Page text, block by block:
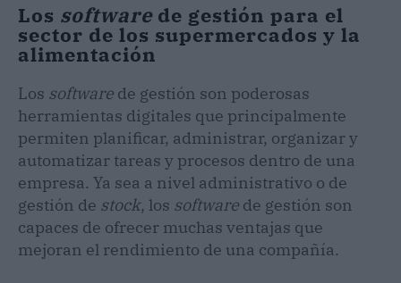
Los software de gestión para el
sector de los supermercados y la
alimentación
Los software de gestión son poderosas
herramientas digitales que principalmente
permiten planificar, administrar, organizar y
automatizar tareas y procesos dentro de una
empresa. Ya sea a nivel administrativo o de
gestión de stock, los software de gestión son
capaces de ofrecer muchas ventajas que
mejoran el rendimiento de una compañía.